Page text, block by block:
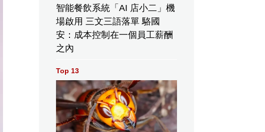
智能餐飲系統「AI 店小二」機
場啟用 三文三語落單 駱國
安：成本控制在一個員工薪酬
之內
Top 13